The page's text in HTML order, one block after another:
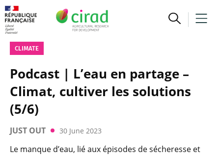
CLIMATE
Podcast | L’eau en partage –
Climat, cultiver les solutions
(5/6)
JUST OUT 30 June 2023
Le manque d’eau, lié aux épisodes de sécheresse et